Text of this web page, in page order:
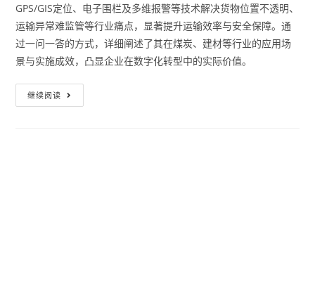
GPS/GIS定位、电子围栏及多维报警等技术解决货物位置不透明、
运输异常难监管等行业痛点，显著提升运输效率与安全保障。通
过一问一答的方式，详细阐述了其在煤炭、建材等行业的应用场
景与实施成效，凸显企业在数字化转型中的实际价值。
继续阅读